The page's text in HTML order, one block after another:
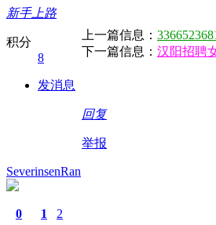
新手上路
积分
8
发消息
上一篇信息：
下一篇信息： 汉阳招聘
回复
举报
SeverinsenRan
0 1 2